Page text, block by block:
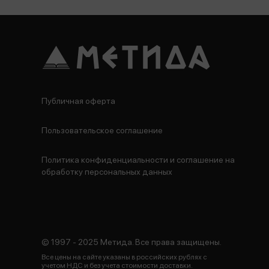
Публичная оферта
Пользовательское соглашение
Политика конфиденциальности и соглашение на
обработку персональных данных
© 1997 - 2025 Метида. Все права защищены.
Все цены на сайте указаны в российских рублях с
учетом НДС и без учета стоимости доставки.